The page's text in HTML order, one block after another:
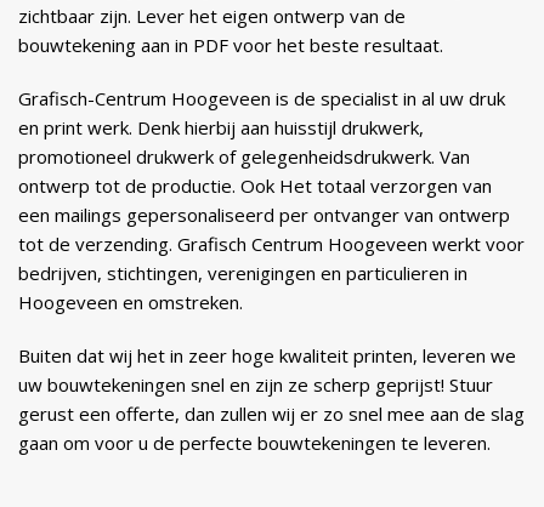
zichtbaar zijn. Lever het eigen ontwerp van de
bouwtekening aan in PDF voor het beste resultaat.
Grafisch-Centrum Hoogeveen is de specialist in al uw druk
en print werk. Denk hierbij aan huisstijl drukwerk,
promotioneel drukwerk of gelegenheidsdrukwerk. Van
ontwerp tot de productie. Ook Het totaal verzorgen van
een mailings gepersonaliseerd per ontvanger van ontwerp
tot de verzending. Grafisch Centrum Hoogeveen werkt voor
bedrijven, stichtingen, verenigingen en particulieren in
Hoogeveen en omstreken.
Buiten dat wij het in zeer hoge kwaliteit printen, leveren we
uw bouwtekeningen snel en zijn ze scherp geprijst! Stuur
gerust een offerte, dan zullen wij er zo snel mee aan de slag
gaan om voor u de perfecte bouwtekeningen te leveren.